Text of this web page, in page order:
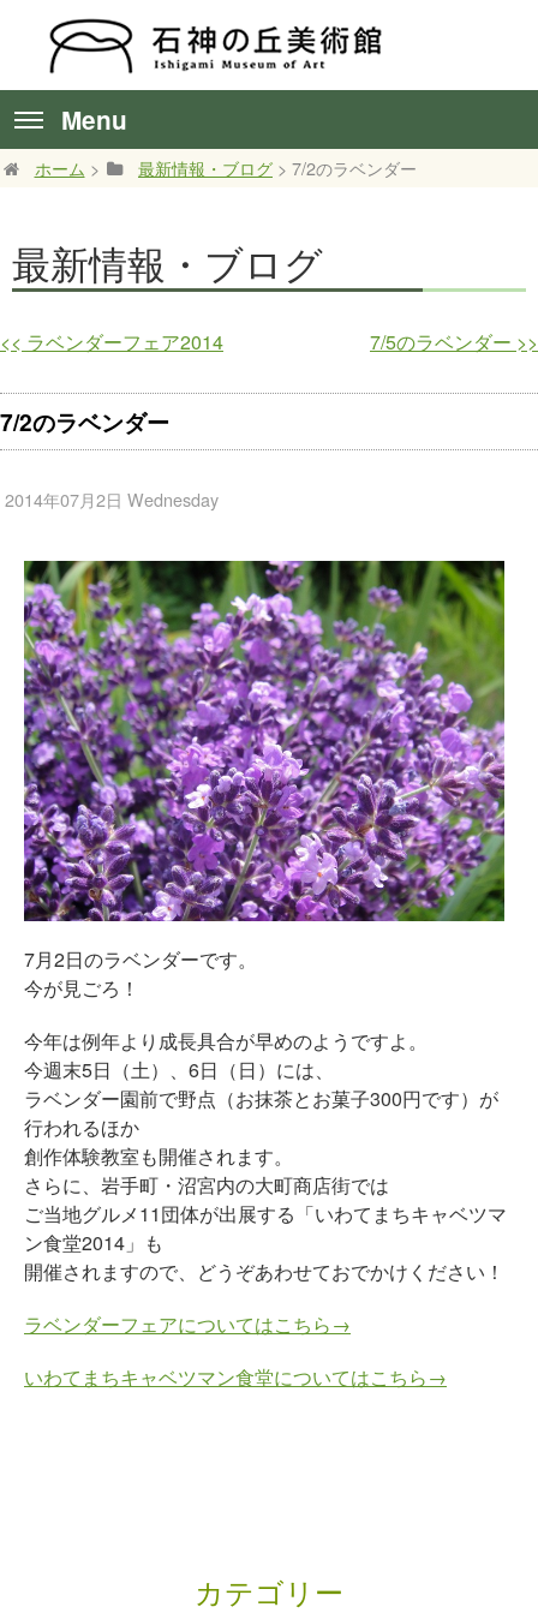
Menu
ホーム > 最新情報・ブログ > 7/2のラベンダー
最新情報・ブログ
<< ラベンダーフェア2014 7/5のラベンダー >>
7/2のラベンダー
2014年07月2日 Wednesday
7月2日のラベンダーです。
今が見ごろ！
今年は例年より成長具合が早めのようですよ。
今週末5日（土）、6日（日）には、
ラベンダー園前で野点（お抹茶とお菓子300円です）が
行われるほか
創作体験教室も開催されます。
さらに、岩手町・沼宮内の大町商店街では
ご当地グルメ11団体が出展する「いわてまちキャベツマ
ン食堂2014」も
開催されますので、どうぞあわせておでかけください！
ラベンダーフェアについてはこちら→
いわてまちキャベツマン食堂についてはこちら→
カテゴリー